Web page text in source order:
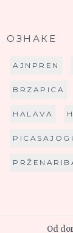
ОЗНАКЕ
AJNPREN
BRZAPICA
HALAVA
Od